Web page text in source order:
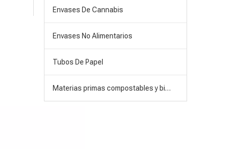
Envases De Cannabis
Envases No Alimentarios
Tubos De Papel
Materias primas compostables y biodegradables